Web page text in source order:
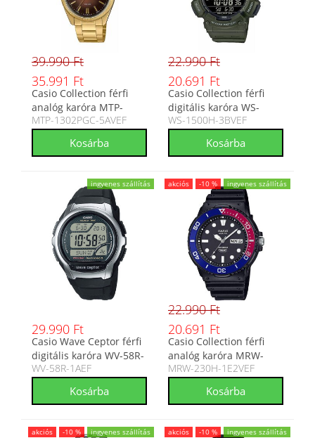
39.990 Ft
35.991 Ft
Casio Collection férfi
analóg karóra MTP-
1302PGC-5AVEF
MTP-1302PGC-5AVEF
22.990 Ft
20.691 Ft
Casio Collection férfi
digitális karóra WS-
1500H-3BVEF
WS-1500H-3BVEF
ingyenes szállítás
29.990 Ft
Casio Wave Ceptor férfi
digitális karóra WV-58R-
1AEF
WV-58R-1AEF
akciós -10 % ingyenes szállítás
22.990 Ft
20.691 Ft
Casio Collection férfi
analóg karóra MRW-
230H-1E2VEF
MRW-230H-1E2VEF
akciós -10 % ingyenes szállítás akciós -10 % ingyenes szállítás